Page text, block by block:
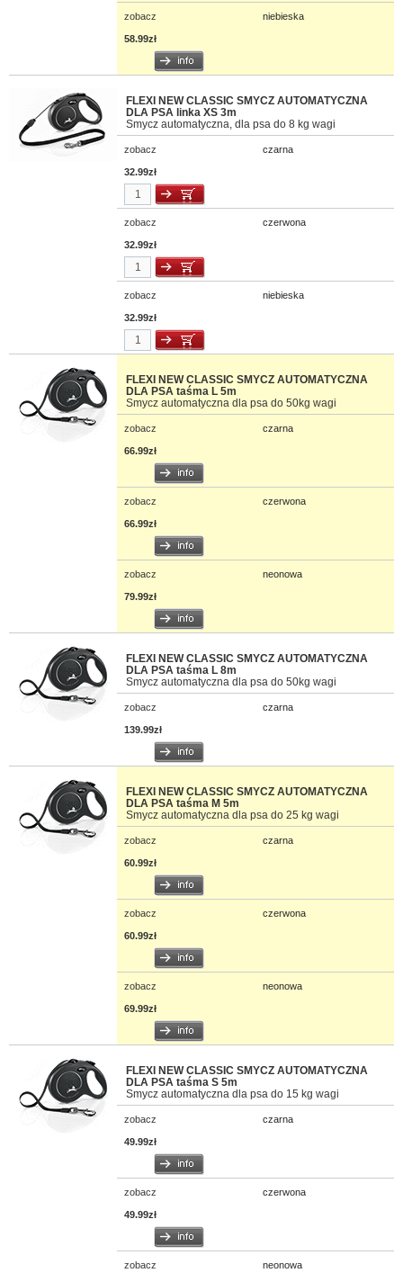
zobacz niebieska
58.99zł
FLEXI NEW CLASSIC SMYCZ AUTOMATYCZNA
DLA PSA linka XS 3m
Smycz automatyczna, dla psa do 8 kg wagi
zobacz czarna
32.99zł
zobacz czerwona
32.99zł
zobacz niebieska
32.99zł
FLEXI NEW CLASSIC SMYCZ AUTOMATYCZNA
DLA PSA taśma L 5m
Smycz automatyczna dla psa do 50kg wagi
zobacz czarna
66.99zł
zobacz czerwona
66.99zł
zobacz neonowa
79.99zł
FLEXI NEW CLASSIC SMYCZ AUTOMATYCZNA
DLA PSA taśma L 8m
Smycz automatyczna dla psa do 50kg wagi
zobacz czarna
139.99zł
FLEXI NEW CLASSIC SMYCZ AUTOMATYCZNA
DLA PSA taśma M 5m
Smycz automatyczna dla psa do 25 kg wagi
zobacz czarna
60.99zł
zobacz czerwona
60.99zł
zobacz neonowa
69.99zł
FLEXI NEW CLASSIC SMYCZ AUTOMATYCZNA
DLA PSA taśma S 5m
Smycz automatyczna dla psa do 15 kg wagi
zobacz czarna
49.99zł
zobacz czerwona
49.99zł
zobacz neonowa